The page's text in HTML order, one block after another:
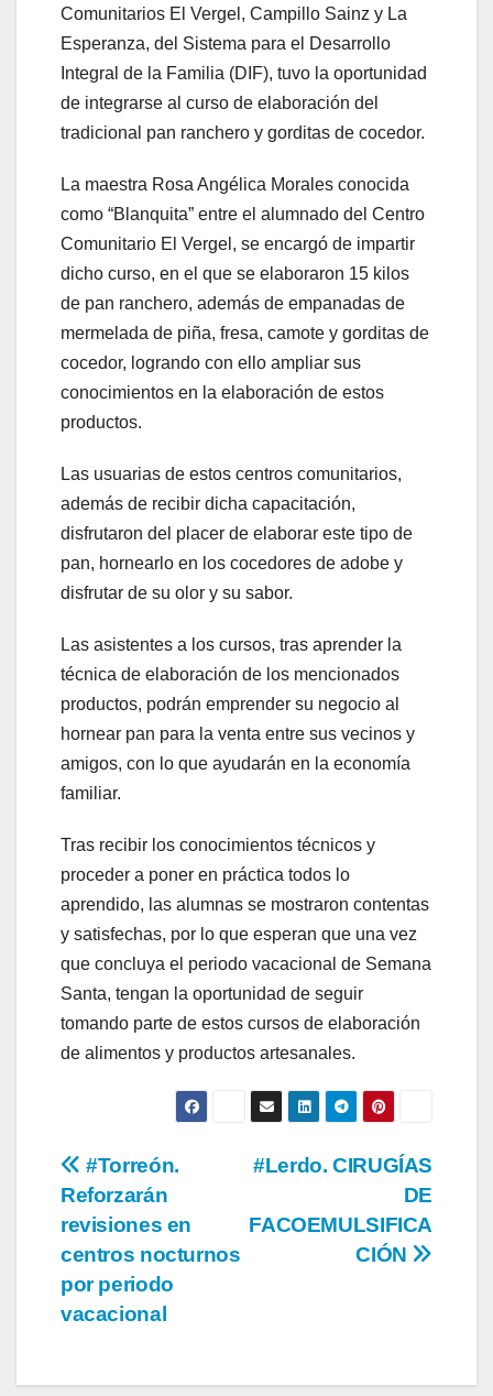
Comunitarios El Vergel, Campillo Sainz y La
Esperanza, del Sistema para el Desarrollo
Integral de la Familia (DIF), tuvo la oportunidad
de integrarse al curso de elaboración del
tradicional pan ranchero y gorditas de cocedor.
La maestra Rosa Angélica Morales conocida
como “Blanquita” entre el alumnado del Centro
Comunitario El Vergel, se encargó de impartir
dicho curso, en el que se elaboraron 15 kilos
de pan ranchero, además de empanadas de
mermelada de piña, fresa, camote y gorditas de
cocedor, logrando con ello ampliar sus
conocimientos en la elaboración de estos
productos.
Las usuarias de estos centros comunitarios,
además de recibir dicha capacitación,
disfrutaron del placer de elaborar este tipo de
pan, hornearlo en los cocedores de adobe y
disfrutar de su olor y su sabor.
Las asistentes a los cursos, tras aprender la
técnica de elaboración de los mencionados
productos, podrán emprender su negocio al
hornear pan para la venta entre sus vecinos y
amigos, con lo que ayudarán en la economía
familiar.
Tras recibir los conocimientos técnicos y
proceder a poner en práctica todos lo
aprendido, las alumnas se mostraron contentas
y satisfechas, por lo que esperan que una vez
que concluya el periodo vacacional de Semana
Santa, tengan la oportunidad de seguir
tomando parte de estos cursos de elaboración
de alimentos y productos artesanales.
Navegación
de
entradas
#Lerdo. CIRUGÍAS
DE
FACOEMULSIFICA
CIÓN
#Torreón.
Reforzarán
revisiones en
centros nocturnos
por periodo
vacacional